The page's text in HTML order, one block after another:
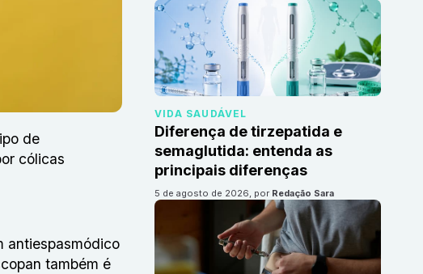
de
cólicas
antiespasmódico
também é
VIDA SAUDÁVEL
Diferença de tirzepatida e
semaglutida: entenda as
principais diferenças
5 de agosto de 2026, por Redação Sara